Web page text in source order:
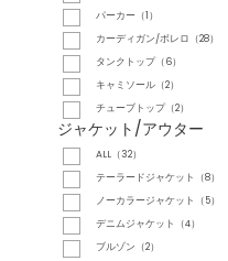
パーカー（1）
カーディガン/ボレロ（28）
タンクトップ（6）
キャミソール（2）
チューブトップ（2）
ジャケット/アウター
ALL（32）
テーラードジャケット（8）
ノーカラージャケット（5）
デニムジャケット（4）
ブルゾン（2）